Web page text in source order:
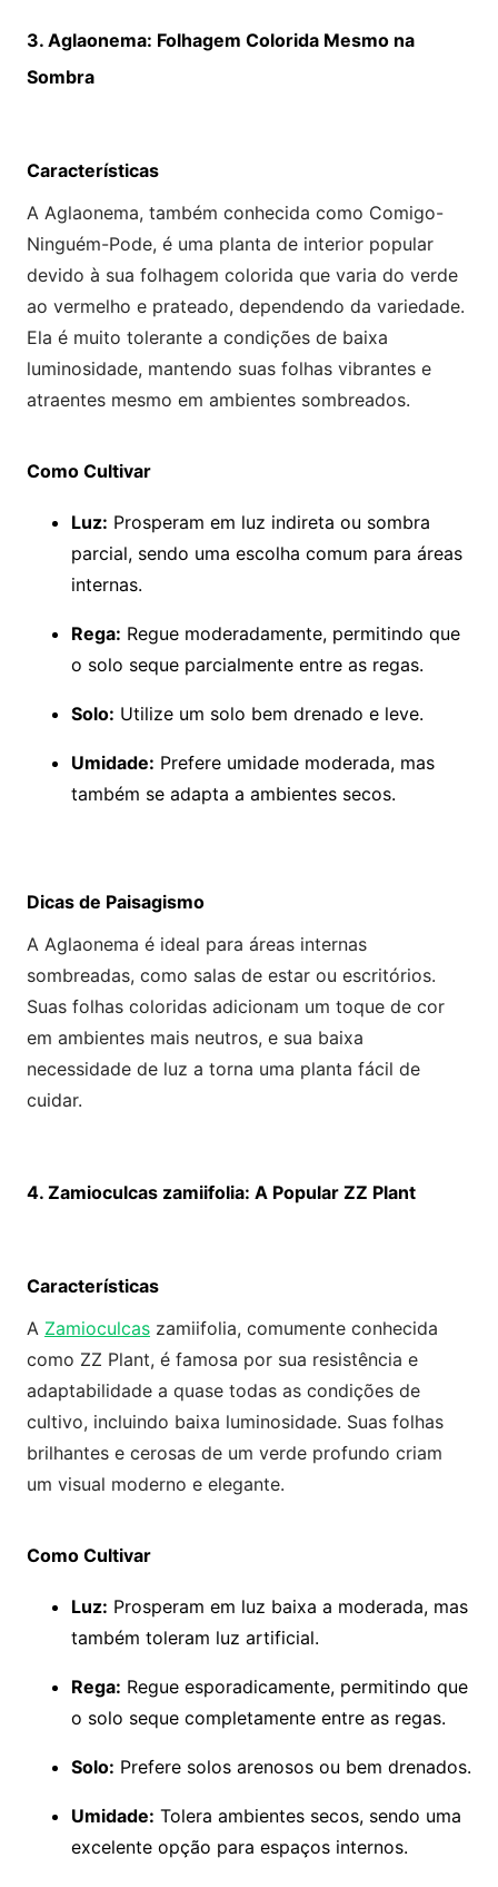
3. Aglaonema: Folhagem Colorida Mesmo na
Sombra
Características
A Aglaonema, também conhecida como Comigo-
Ninguém-Pode, é uma planta de interior popular
devido à sua folhagem colorida que varia do verde
ao vermelho e prateado, dependendo da variedade.
Ela é muito tolerante a condições de baixa
luminosidade, mantendo suas folhas vibrantes e
atraentes mesmo em ambientes sombreados.
Como Cultivar
Luz: Prosperam em luz indireta ou sombra
parcial, sendo uma escolha comum para áreas
internas.
Rega: Regue moderadamente, permitindo que
o solo seque parcialmente entre as regas.
Solo: Utilize um solo bem drenado e leve.
Umidade: Prefere umidade moderada, mas
também se adapta a ambientes secos.
Dicas de Paisagismo
A Aglaonema é ideal para áreas internas
sombreadas, como salas de estar ou escritórios.
Suas folhas coloridas adicionam um toque de cor
em ambientes mais neutros, e sua baixa
necessidade de luz a torna uma planta fácil de
cuidar.
4. Zamioculcas zamiifolia: A Popular ZZ Plant
Características
A Zamioculcas zamiifolia, comumente conhecida
como ZZ Plant, é famosa por sua resistência e
adaptabilidade a quase todas as condições de
cultivo, incluindo baixa luminosidade. Suas folhas
brilhantes e cerosas de um verde profundo criam
um visual moderno e elegante.
Como Cultivar
Luz: Prosperam em luz baixa a moderada, mas
também toleram luz artificial.
Rega: Regue esporadicamente, permitindo que
o solo seque completamente entre as regas.
Solo: Prefere solos arenosos ou bem drenados.
Umidade: Tolera ambientes secos, sendo uma
excelente opção para espaços internos.